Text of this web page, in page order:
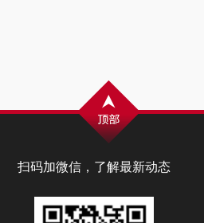
扫码加微信，了解最新动态